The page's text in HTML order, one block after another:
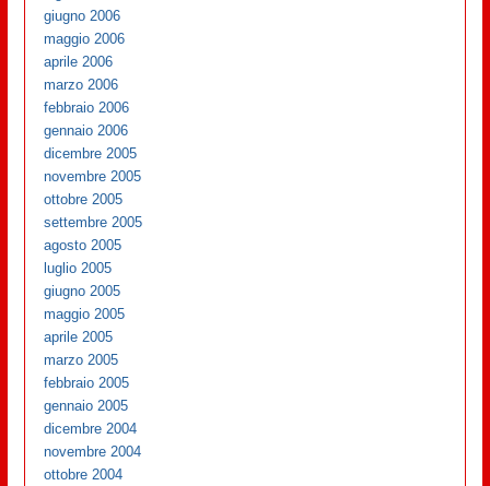
giugno 2006
maggio 2006
aprile 2006
marzo 2006
febbraio 2006
gennaio 2006
dicembre 2005
novembre 2005
ottobre 2005
settembre 2005
agosto 2005
luglio 2005
giugno 2005
maggio 2005
aprile 2005
marzo 2005
febbraio 2005
gennaio 2005
dicembre 2004
novembre 2004
ottobre 2004